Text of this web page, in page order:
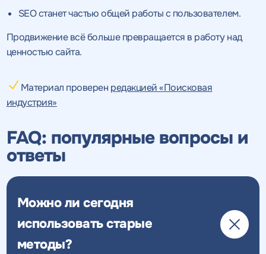
SEO станет частью общей работы с пользователем.
Продвижение всё больше превращается в работу над
ценностью сайта.
Материал проверен редакцией «Поисковая
индустрия»
FAQ: популярные вопросы и
ответы
Можно ли сегодня
использовать старые
методы?